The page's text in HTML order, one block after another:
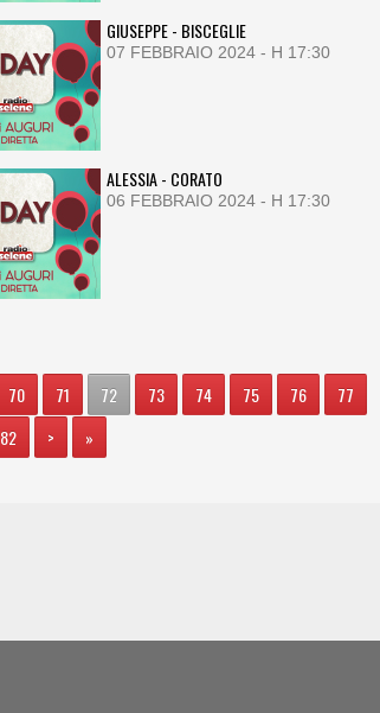
GIUSEPPE - BISCEGLIE
07 FEBBRAIO 2024 - H 17:30
ALESSIA - CORATO
06 FEBBRAIO 2024 - H 17:30
70 71 72 73 74 75 76
77
82 > »